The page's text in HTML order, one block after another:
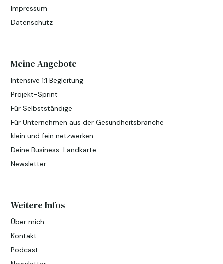
Impressum
Datenschutz
Meine Angebote
Intensive 1:1 Begleitung
Projekt-Sprint
Für Selbstständige
Für Unternehmen aus der Gesundheitsbranche
klein und fein netzwerken
Deine Business-Landkarte
Newsletter
Weitere Infos
Über mich
Kontakt
Podcast